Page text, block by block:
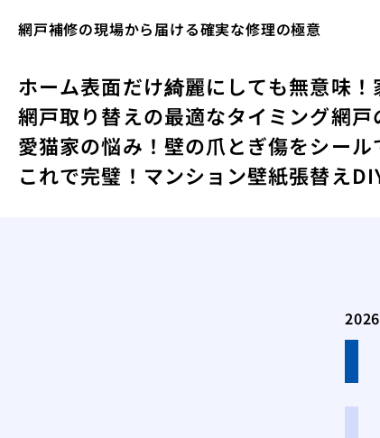
網戸補修の現場から届ける確実な修理の極意
ホーム表面だけ綺麗にしても無意味
網戸取り替えの最適なタイミング網戸
愛猫家の悩み！壁の爪とぎ傷をシー
これで完璧！マンション壁紙張替え